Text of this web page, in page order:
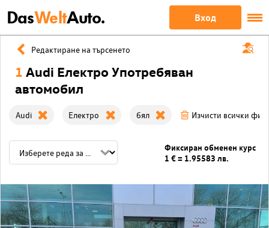
DasWeltAuto. Вход
Редактиране на търсенето
1 Audi Електро Употребяван
автомобил
Audi Електро бял Изчисти всички
Фиксиран обменен курс
1 € = 1.95583 лв.